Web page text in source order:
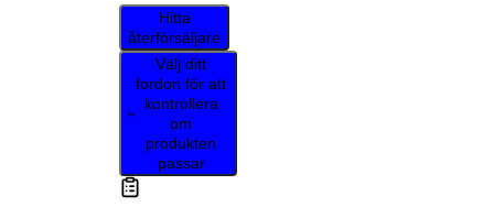
Hitta
återförsäljare
Välj ditt
fordon för att
kontrollera
om
produkten
passar